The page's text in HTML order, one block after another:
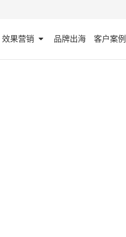
效果营销 品牌出海 客户案例